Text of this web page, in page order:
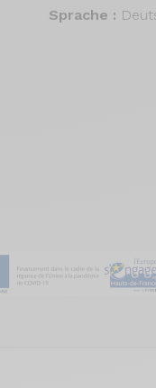
Sprache :